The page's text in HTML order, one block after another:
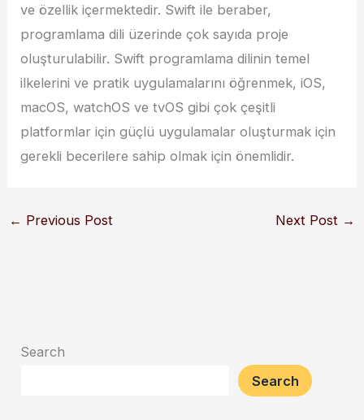
ve özellik içermektedir. Swift ile beraber,
programlama dili üzerinde çok sayıda proje
oluşturulabilir. Swift programlama dilinin temel
ilkelerini ve pratik uygulamalarını öğrenmek, iOS,
macOS, watchOS ve tvOS gibi çok çeşitli
platformlar için güçlü uygulamalar oluşturmak için
gerekli becerilere sahip olmak için önemlidir.
← Previous Post Next Post →
Search
Search